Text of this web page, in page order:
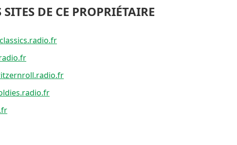
SITES DE CE PROPRIÉTAIRE